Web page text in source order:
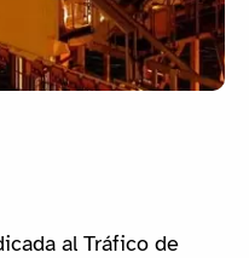
al Tráfico de